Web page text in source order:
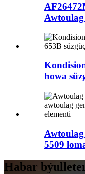
howa
5509
Habar